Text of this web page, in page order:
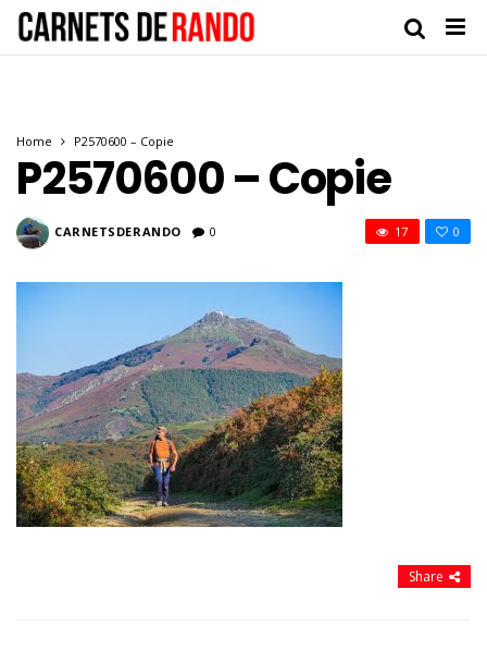
Home P2570600 – Copie
P2570600 – Copie
CARNETSDERANDO 0 0
17
Share